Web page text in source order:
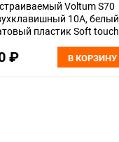
Voltum S70
10А, белый
пластик Soft touch
₽ В КОРЗИНУ